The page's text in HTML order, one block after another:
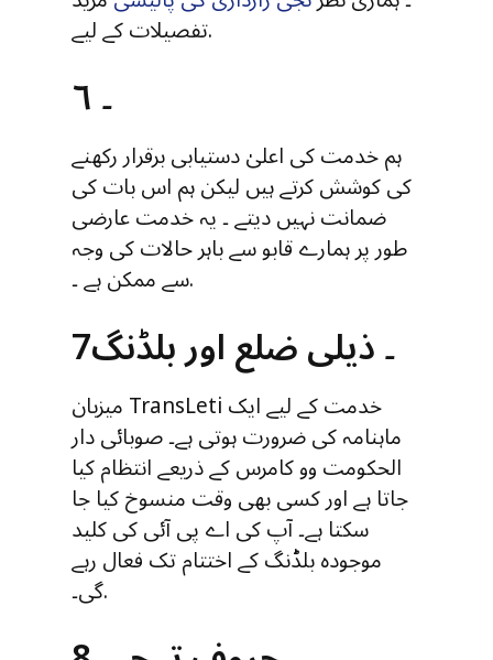
تفصیلات کے لیے.
۶ ۔
ہم خدمت کی اعلیٰ دستیابی برقرار رکھنے
کی کوشش کرتے ہیں لیکن ہم اس بات کی
ضمانت نہیں دیتے ۔ یہ خدمت عارضی
طور پر ہمارے قابو سے باہر حالات کی وجہ
سے ممکن ہے ۔.
7۔ ذیلی ضلع اور بلڈنگ
میزبان TransLeti خدمت کے لیے ایک
ماہنامہ کی ضرورت ہوتی ہے۔ صوبائی دار
الحکومت وو کامرس کے ذریعے انتظام کیا
جاتا ہے اور کسی بھی وقت منسوخ کیا جا
سکتا ہے۔ آپ کی اے پی آئی کی کلید
موجودہ بلڈنگ کے اختتام تک فعال رہے
گی۔.